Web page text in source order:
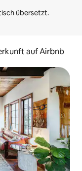
auf Airbnb